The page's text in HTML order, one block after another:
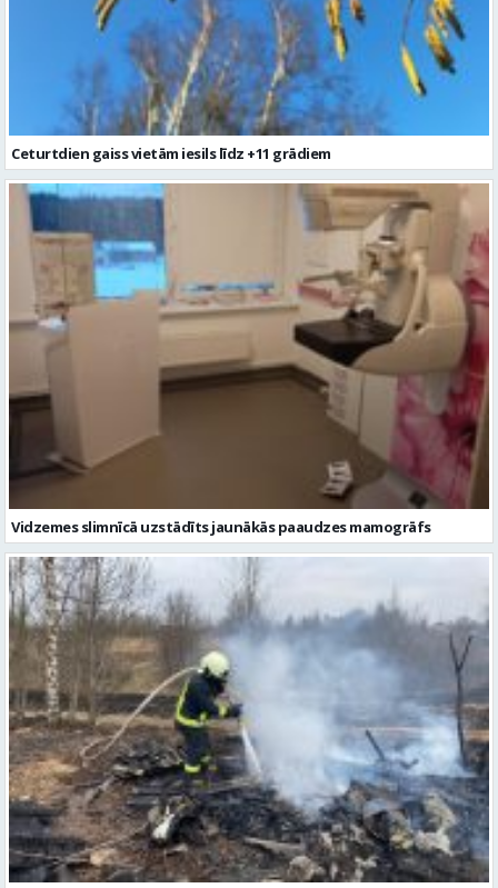
Ceturtdien gaiss vietām iesils līdz +11 grādiem
Vidzemes slimnīcā uzstādīts jaunākās paaudzes mamogrāfs